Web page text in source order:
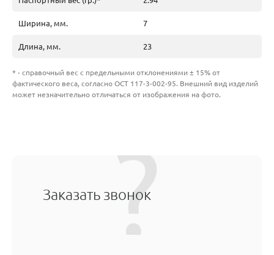
Ширина, мм. 7
Длина, мм. 23
* - справочный вес с предельными отклонениями ± 15% от
фактического веса, согласно ОСТ 117-3-002-95. Внешний вид изделий
может незначительно отличаться от изображения на фото.
Заказать звонок